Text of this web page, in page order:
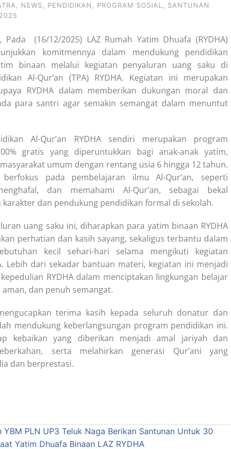
NEWS PENDIDIKAN PROGRAM SOSIAL
SANTUNAN
Pada (16/12/2025) LAZ Rumah Yatim Dhuafa (RYDHA)
komitmennya dalam mendukung pendidikan
binaan melalui kegiatan penyaluran uang saku di
Al-Qur’an (TPA) RYDHA. Kegiatan ini merupakan
RYDHA dalam memberikan dukungan moral dan
para santri agar semakin semangat dalam menuntut
Al-Qur’an RYDHA sendiri merupakan program
gratis yang diperuntukkan bagi anak-anak yatim,
umum dengan rentang usia 6 hingga 12 tahun.
pada pembelajaran ilmu Al-Qur’an, seperti
dan memahami Al-Qur’an, sebagai bekal
dan pendukung pendidikan formal di sekolah.
uang saku ini, diharapkan para yatim binaan RYDHA
perhatian dan kasih sayang, sekaligus terbantu dalam
kecil sehari-hari selama mengikuti kegiatan
Lebih dari sekadar bantuan materi, kegiatan ini menjadi
RYDHA dalam menciptakan lingkungan belajar
aman, dan penuh semangat.
terima kasih kepada seluruh donatur dan
mendukung keberlangsungan program pendidikan ini.
kebaikan yang diberikan menjadi amal jariyah dan
serta melahirkan generasi Qur’ani yang
dan berprestasi.